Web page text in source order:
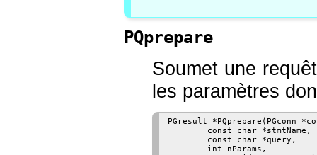
PQprepare
Soumet une
les paramètres
PGresult *PQprepare(PGconn
        const char *stmtName,
        const char *query,
        int nParams,